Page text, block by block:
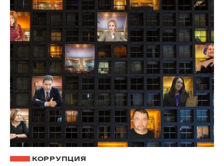
КОРРУПЦИЯ